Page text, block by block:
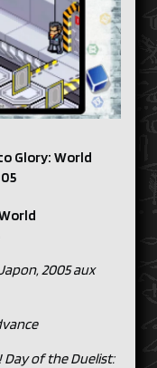
Glory: World
2005 aux
Day of the Duelist: